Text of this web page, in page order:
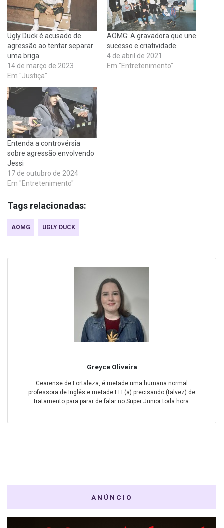
Ugly Duck é acusado de
agressão ao tentar separar
uma briga
14 de março de 2023
Em "Justiça"
AOMG: A gravadora que une
sucesso e criatividade
4 de abril de 2021
Em "Entretenimento"
Entenda a controvérsia
sobre agressão envolvendo
Jessi
17 de outubro de 2024
Em "Entretenimento"
Tags relacionadas:
AOMG UGLY DUCK
Greyce Oliveira
Cearense de Fortaleza, é metade uma humana normal
professora de Inglês e metade ELF(a) precisando (talvez) de
tratamento para parar de falar no Super Junior toda hora.
ANÚNCIO